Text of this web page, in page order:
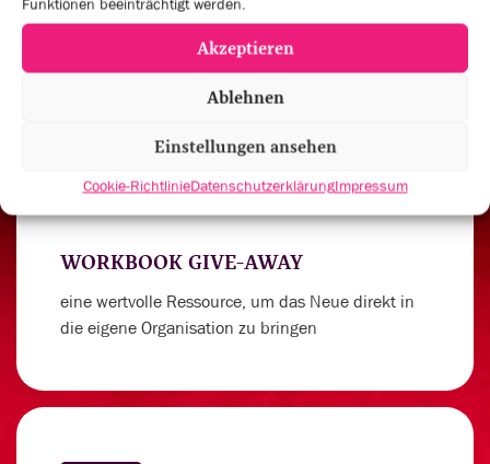
Akzeptieren
Ablehnen
Einstellungen ansehen
Cookie-RichtlinieDatenschutzerklärungImpressum
WORKBOOK GIVE-AWAY
eine wertvolle Ressource, um das Neue direkt in
die eigene Organisation zu bringen